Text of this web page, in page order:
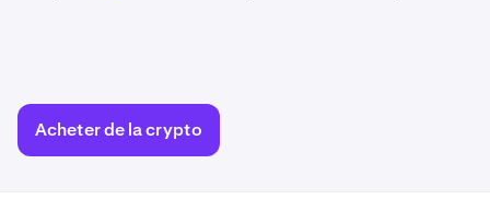
Acheter de la crypto